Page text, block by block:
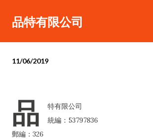
品特有限公司
11/06/2019
品
特有限公司
統編：53797836
郵編：326